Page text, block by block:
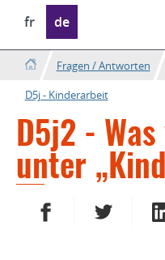
Sprache
wechseln
fr de
Fragen / Antworten
D5j - Kinderarbeit
D5j2 -
unter
AUF FACEBOOK
AUF